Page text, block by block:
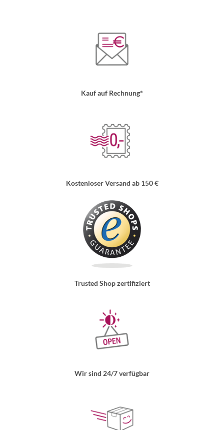
Kauf auf Rechnung*
Kostenloser Versand ab 150 €
Trusted Shop zertifiziert
Wir sind 24/7 verfügbar